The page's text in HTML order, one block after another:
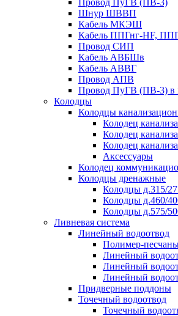
Шнур ШВВП
Кабель МКЭШ
Кабель ППГнг-HF,
Провод СИП
Кабель АВБШв
Кабель АВВГ
Провод АПВ
Провод ПуГВ (ПВ-3) в
Колодцы
Колодцы
Колодец
Колодец
Колодец
Аксессуары
Колодец
Колодцы дренажные
Колодцы д.315/
Колодцы д.460/
Колодцы д.575/
Ливневая система
Линейный водоотвод
Полимер-
Линейный
Линейный
Линейный
Придверные поддоны
Точечный водоотвод
Точечный